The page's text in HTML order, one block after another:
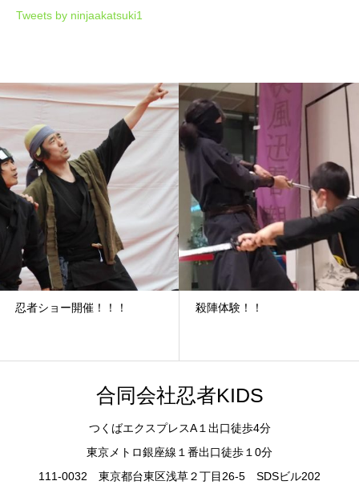
Tweets by ninjaakatsuki1
忍者ショー開催！！！ 殺陣体験！！
合同会社忍者KIDS
つくばエクスプレスA１出口徒歩4分
東京メトロ銀座線１番出口徒歩１0分
111-0032 東京都台東区浅草２丁目26-5 SDSビル202